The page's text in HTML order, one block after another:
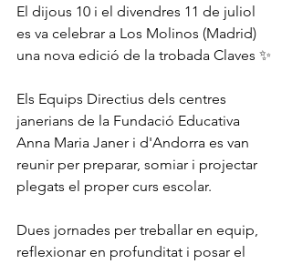
El dijous 10 i el divendres 11 de juliol
es va celebrar a Los Molinos (Madrid)
una nova edició de la trobada Claves ✨
Els Equips Directius dels centres
janerians de la Fundació Educativa
Anna Maria Janer i d'Andorra es van
reunir per preparar, somiar i projectar
plegats el proper curs escolar.
Dues jornades per treballar en equip,
reflexionar en profunditat i posar el